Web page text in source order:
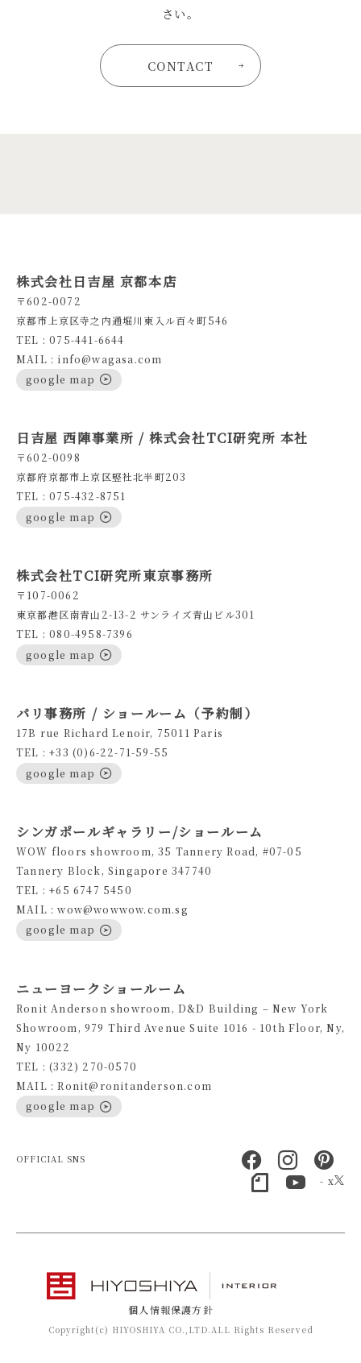
さい。
CONTACT
株式会社日吉屋 京都本店
〒602-0072
京都市上京区寺之内通堀川東入ル百々町546
TEL : 075-441-6644
MAIL : info@wagasa.com
google map
日吉屋 西陣事業所 / 株式会社TCI研究所 本社
〒602-0098
京都府京都市上京区竪社北半町203
TEL : 075-432-8751
google map
株式会社TCI研究所東京事務所
〒107-0062
東京都港区南青山2-13-2 サンライズ青山ビル301
TEL : 080-4958-7396
google map
パリ事務所 / ショールーム（予約制）
17B rue Richard Lenoir, 75011 Paris
TEL : +33 (0)6-22-71-59-55
google map
シンガポールギャラリー/ショールーム
WOW floors showroom, 35 Tannery Road, #07-05
Tannery Block, Singapore 347740
TEL : +65 6747 5450
MAIL : wow@wowwow.com.sg
google map
ニューヨークショールーム
Ronit Anderson showroom, D&D Building – New York
Showroom, 979 Third Avenue Suite 1016 - 10th Floor, Ny,
Ny 10022
TEL : (332) 270-0570
MAIL : Ronit@ronitanderson.com
google map
OFFICIAL SNS
- x
個人情報保護方針
Copyright(c) HIYOSHIYA CO.,LTD.ALL Rights Reserved